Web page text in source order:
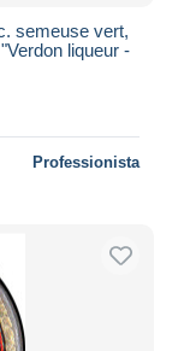
semeuse vert,
liqueur -
Professionista